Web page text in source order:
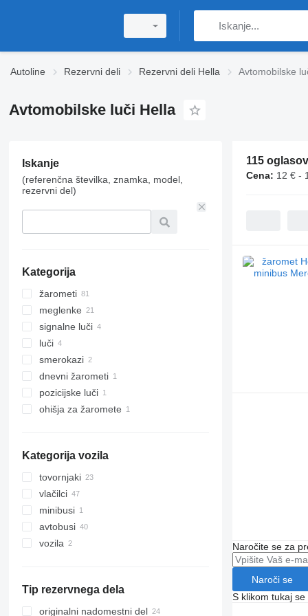
Autoline Rezervni deli Rezervni deli Hella Avtomobilske
Avtomobilske luči Hella
Iskanje
(referenčna številka, znamka, model,
rezervni del)
Kategorija
žarometi
meglenke
signalne luči
luči
smerokazi
dnevni žarometi
pozicijske luči
ohišja za žaromete
Kategorija vozila
tovornjaki
vlačilci
minibusi
avtobusi
vozila
Tip rezervnega dela
originalni nadomestni del
115
Cena: 12 € -
Naročite se za
Naroči se
S klikom tukaj